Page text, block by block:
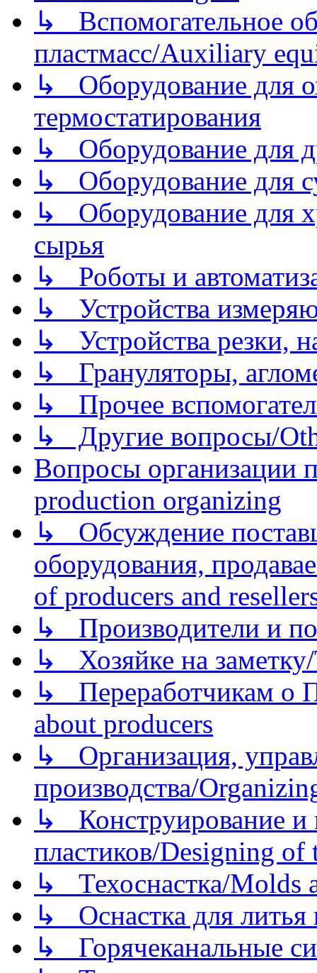
↳ Вспомогательное
пластмасс/Auxiliary
↳ Оборудование для
термостатирования
↳ Оборудование для
↳ Оборудование для
↳ Оборудование для
сырья
↳ Роботы и
↳ Устройства
↳ Устройства резки,
↳ Грануляторы,
↳ Прочее
↳ Другие вопросы/
Вопросы организации
production organizing
↳ Обсуждение
оборудования,
of producers and
↳ Производители и
↳ Хозяйке на
↳ Переработчикам о
about producers
↳ Организация,
производства/
↳ Конструирование и
пластиков/Designing of
↳ Техоснастка/Molds
↳ Оснастка для литья
↳ Горячеканальные